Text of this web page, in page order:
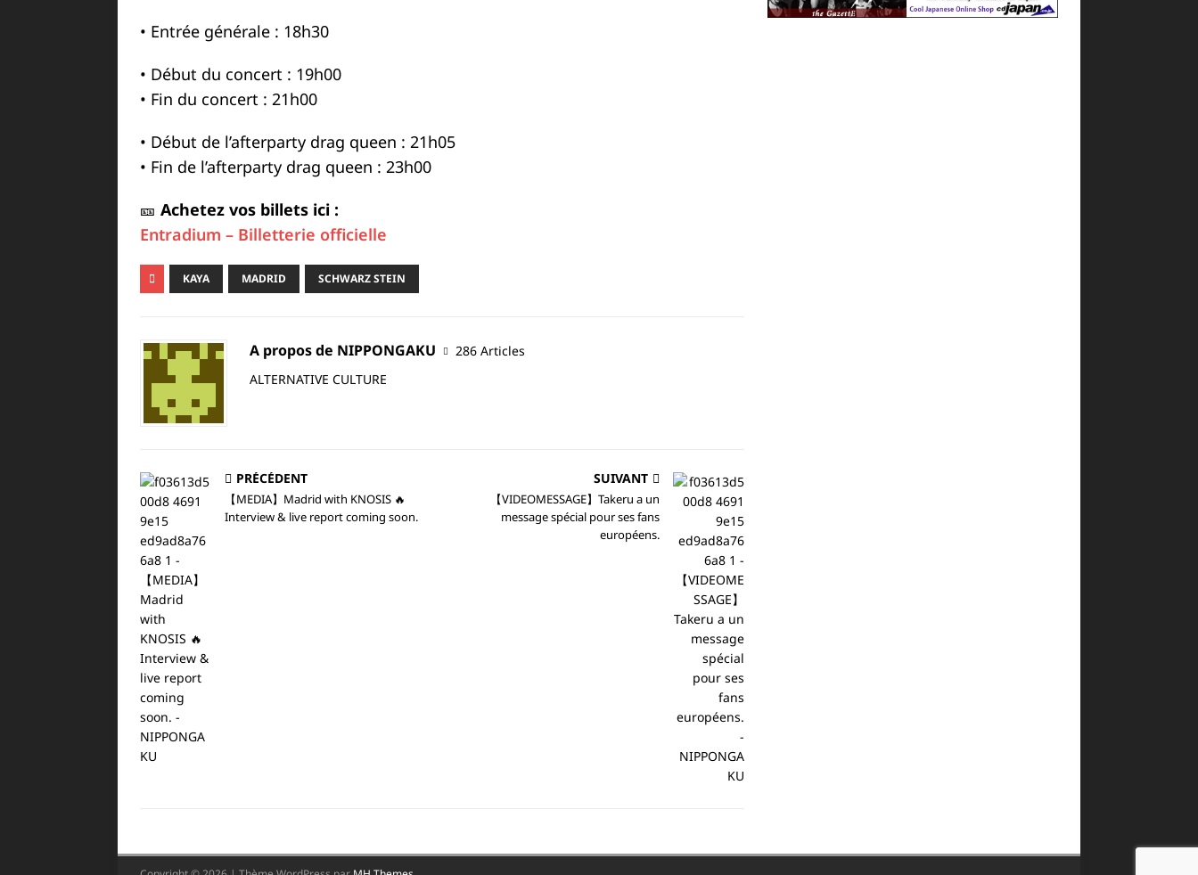
• Entrée générale : 18h30
• Début du concert : 19h00
• Fin du concert : 21h00
• Début de l’afterparty drag queen : 21h05
• Fin de l’afterparty drag queen : 23h00
🎫 Achetez vos billets ici :
Entradium – Billetterie officielle
KAYA MADRID SCHWARZ STEIN
A propos de NIPPONGAKU
286 Articles
ALTERNATIVE CULTURE
PRÉCÉDENT
【MEDIA】Madrid with KNOSIS 🔥
Interview & live report coming soon.
SUIVANT
【VIDEOMESSAGE】Takeru a un
message spécial pour ses fans
européens.